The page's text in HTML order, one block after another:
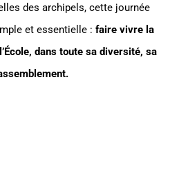
des archipels, cette journée
et essentielle : faire vivre la
dans toute sa diversité, sa